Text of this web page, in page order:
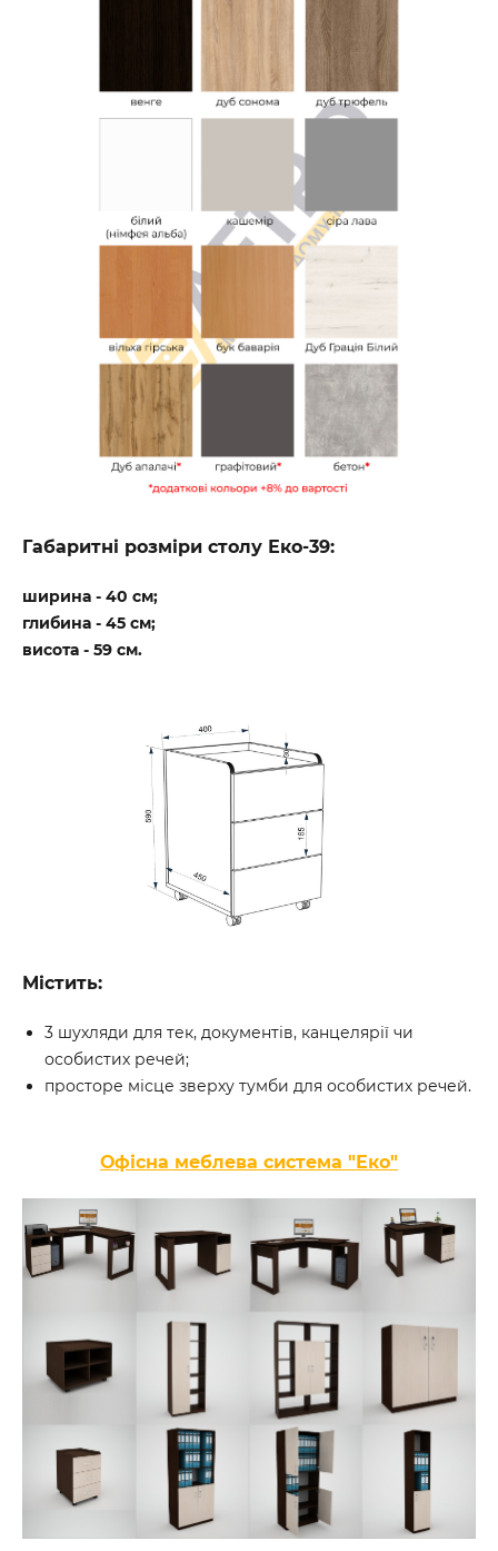
Габаритні розміри столу Еко-39:
ширина - 40 см;
глибина - 45 см;
висота - 59 см.
Містить:
3 шухляди для тек, документів, канцелярії чи
особистих речей;
просторе місце зверху тумби для особистих речей.
Офісна меблева система "Еко"